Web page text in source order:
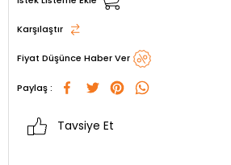
Karşılaştır
Fiyat Düşünce Haber Ver
Paylaş :
Tavsiye Et